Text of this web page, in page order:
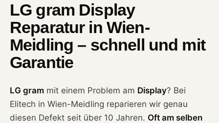
LG gram Display
Reparatur in Wien-
Meidling – schnell und mit
Garantie
LG gram mit einem Problem am Display? Bei
Elitech in Wien-Meidling reparieren wir genau
diesen Defekt seit über 10 Jahren. Oft am selben